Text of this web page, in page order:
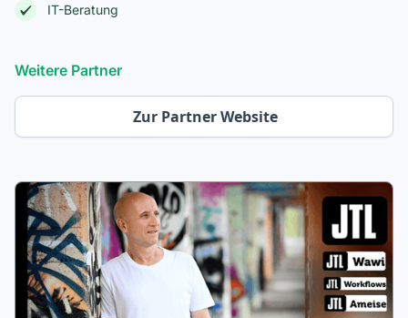
IT-Beratung
Zur Partner Website
Weitere Partner